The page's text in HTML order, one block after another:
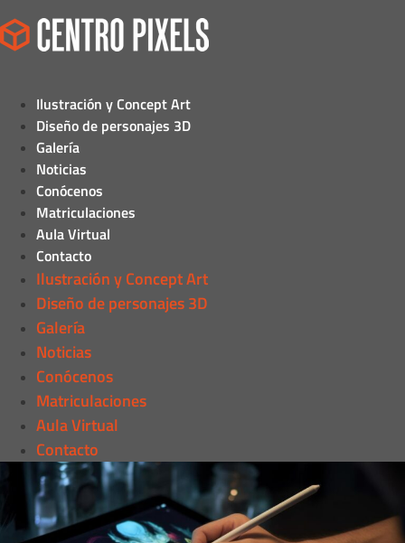
Ilustración y Concept Art
Diseño de personajes 3D
Galería
Noticias
Conócenos
Matriculaciones
Aula Virtual
Contacto
Ilustración y Concept Art
Diseño de personajes 3D
Galería
Noticias
Conócenos
Matriculaciones
Aula Virtual
Contacto